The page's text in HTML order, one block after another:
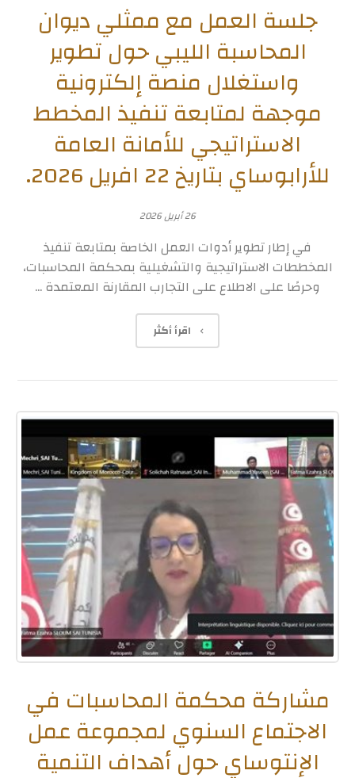
جلسة العمل مع ممثلي ديوان
المحاسبة الليبي حول تطوير
واستغلال منصة إلكترونية
موجهة لمتابعة تنفيذ المخطط
الاستراتيجي للأمانة العامة
للأرابوساي بتاريخ 22 افريل 2026.
26 أبريل 2026
في إطار تطوير أدوات العمل الخاصة بمتابعة تنفيذ
المخططات الاستراتيجية والتشغيلية بمحكمة المحاسبات،
وحرصًا على الاطلاع على التجارب المقارنة المعتمدة ...
اقرأ أكثر
مشاركة محكمة المحاسبات في
الاجتماع السنوي لمجموعة عمل
الإنتوساي حول أهداف التنمية